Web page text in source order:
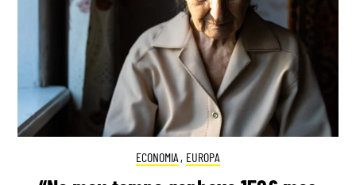
ECONOMIA , EUROPA